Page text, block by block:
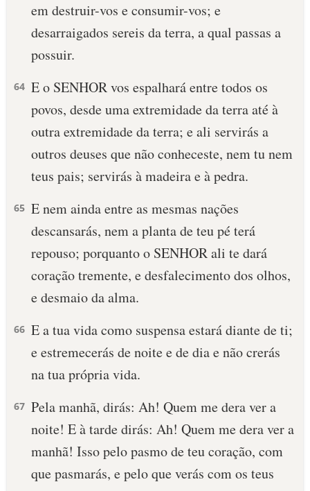
em destruir-vos e consumir-vos; e
desarraigados sereis da terra, a qual passas a
possuir.
64 E o SENHOR vos espalhará entre todos os
povos, desde uma extremidade da terra até à
outra extremidade da terra; e ali servirás a
outros deuses que não conheceste, nem tu nem
teus pais; servirás à madeira e à pedra.
65 E nem ainda entre as mesmas nações
descansarás, nem a planta de teu pé terá
repouso; porquanto o SENHOR ali te dará
coração tremente, e desfalecimento dos olhos,
e desmaio da alma.
66 E a tua vida como suspensa estará diante de ti;
e estremecerás de noite e de dia e não crerás
na tua própria vida.
67 Pela manhã, dirás: Ah! Quem me dera ver a
noite! E à tarde dirás: Ah! Quem me dera ver a
manhã! Isso pelo pasmo de teu coração, com
que pasmarás, e pelo que verás com os teus